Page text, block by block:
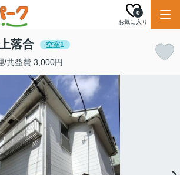
お気に入り
0
落合 空室1
/共益費 3,000円